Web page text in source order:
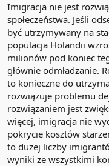
Imigracja nie jest
społeczeństwa. Jeśli
być utrzymywany na
populacja Holandii
milionów pod koniec
głównie odmładzanie.
to konieczne do
rozwiązuje problemu
rozwiązaniem jest
więcej, imigracja nie
pokrycie kosztów
to dużej liczby
wyniki ze wszystkimi